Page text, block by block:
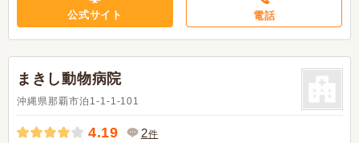
公式サイト 電話
まきし動物病院
沖縄県那覇市泊1-1-1-101
4.19 2件